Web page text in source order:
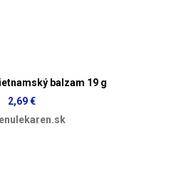
balzam 19 g
2,69 €